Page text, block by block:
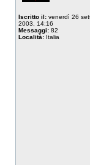
Iscritto il: venerdì 26
2003, 14:16
Messaggi: 82
Località: Italia